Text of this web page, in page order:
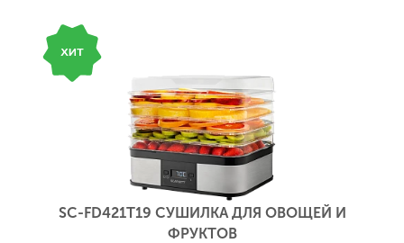
SC-FD421T19 СУШИЛКА ДЛЯ ОВОЩЕЙ И
ФРУКТОВ